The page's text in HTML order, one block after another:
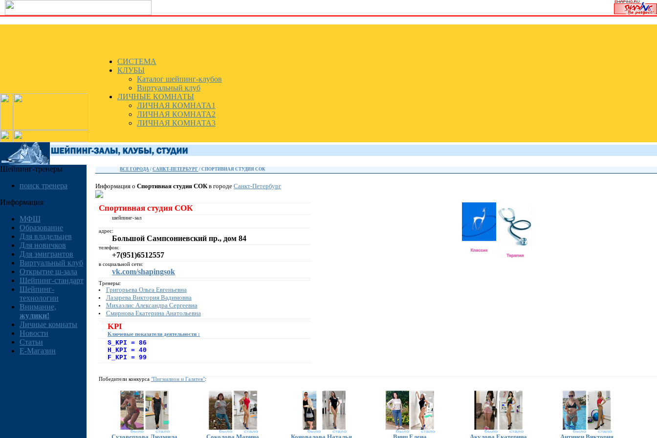
СИСТЕМА
КЛУБЫ
Каталог шейпинг-клубов
Виртуальный клуб
ЛИЧНЫЕ КОМНАТЫ
ЛИЧНАЯ КОМНАТА1
ЛИЧНАЯ КОМНАТА2
ЛИЧНАЯ КОМНАТА3
Шейпинг-тренеры
поиск тренера
Информация
МФШ
Образование
Для владельцев
Для новичков
Для эмигрантов
Виртуальный клуб
Открытие ш-зала
Шейпинг-стандарт
Шейпинг-
технологии
Внимание,
жулики!
Личные комнаты
Новости
Статьи
E-Магазин
ВСЕ ГОРОДА /САНКТ-ПЕТЕРБУРГ / СПОРТИВНАЯ СТУДИЯ СОК
Информация о Спортивная студия СОКв городе Санкт-Петербург
Спортивная студия СОК
шейпинг-зал
адрес:
Большой Сампсониевский пр., дом 84
телефон:
+7(951)6512557
в социальной сети:
vk.com/shapingsok
Тренеры:
Григорьева Ольга Евгеньевна
Лазарева Виктория Вадимовна
Михаэлис Александра Сергеевна
Смирнова Екатерина Анатольевна
KPI
Ключевые показатели деятельности :
S_KPI = 86
H_KPI = 40
F_KPI = 99
Победители конкурса "Пигмалион и Галатея":